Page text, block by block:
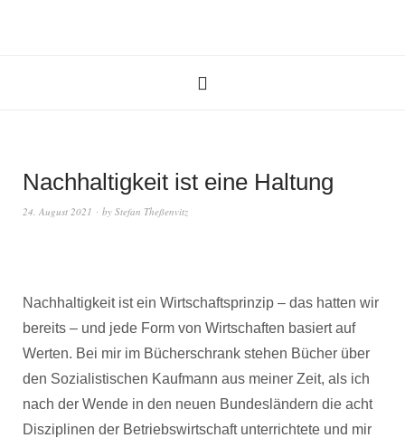
Nachhaltigkeit ist eine Haltung
24. August 2021 by Stefan Theßenvitz
Nachhaltigkeit ist ein Wirtschaftsprinzip – das hatten wir
bereits – und jede Form von Wirtschaften basiert auf
Werten. Bei mir im Bücherschrank stehen Bücher über
den Sozialistischen Kaufmann aus meiner Zeit, als ich
nach der Wende in den neuen Bundesländern die acht
Disziplinen der Betriebswirtschaft unterrichtete und mir